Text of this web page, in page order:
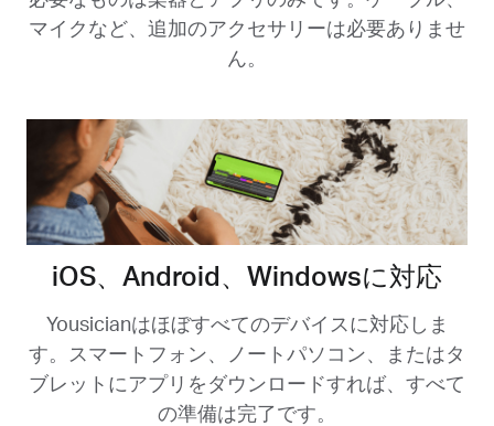
マイクなど、追加のアクセサリーは必要ありませ
ん。
iOS、Android、Windowsに対応
Yousicianはほぼすべてのデバイスに対応しま
す。スマートフォン、ノートパソコン、またはタ
ブレットにアプリをダウンロードすれば、すべて
の準備は完了です。